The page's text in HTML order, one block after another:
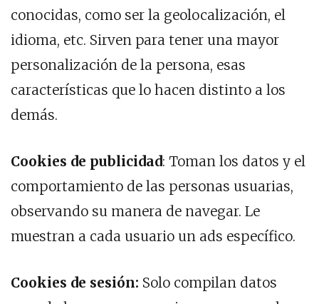
conocidas, como ser la geolocalización, el
idioma, etc. Sirven para tener una mayor
personalización de la persona, esas
características que lo hacen distinto a los
demás.
Cookies de publicidad: Toman los datos y el
comportamiento de las personas usuarias,
observando su manera de navegar. Le
muestran a cada usuario un ads específico.
Cookies de sesión: Solo compilan datos